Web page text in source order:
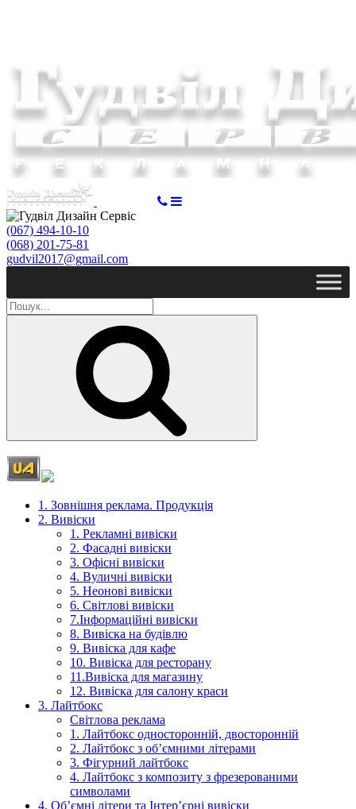
ЗАМОВИТИ
(067) 494-10-10
(068) 201-75-81
gudvil2017@gmail.com
Пошук
1. Зовнішня реклама. Продукція
2. Вивіски
1. Рекламні вивіски
2. Фасадні вивіски
3. Офісні вивіски
4. Вуличні вивіски
5. Неонові вивіски
6. Світлові вивіски
7.Інформаційні вивіски
8. Вивіска на будівлю
9. Вивіска для кафе
10. Вивіска для ресторану
11.Вивіска для магазину
12. Вивіска для салону краси
3. Лайтбокс
Світлова реклама
1. Лайтбокс односторонній, двосторонній
2. Лайтбокс з об’ємними літерами
3. Фігурний лайтбокс
4. Лайтбокс з композиту з фрезерованими
символами
4. Об’ємні літери та Інтер’єрні вивіски